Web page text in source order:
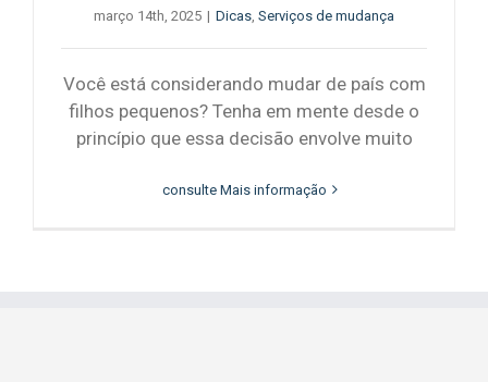
março 14th, 2025 | Dicas Serviços de mudança
Você está considerando mudar de país com
filhos pequenos? Tenha em mente desde o
princípio que essa decisão envolve muito
consulte Mais informação